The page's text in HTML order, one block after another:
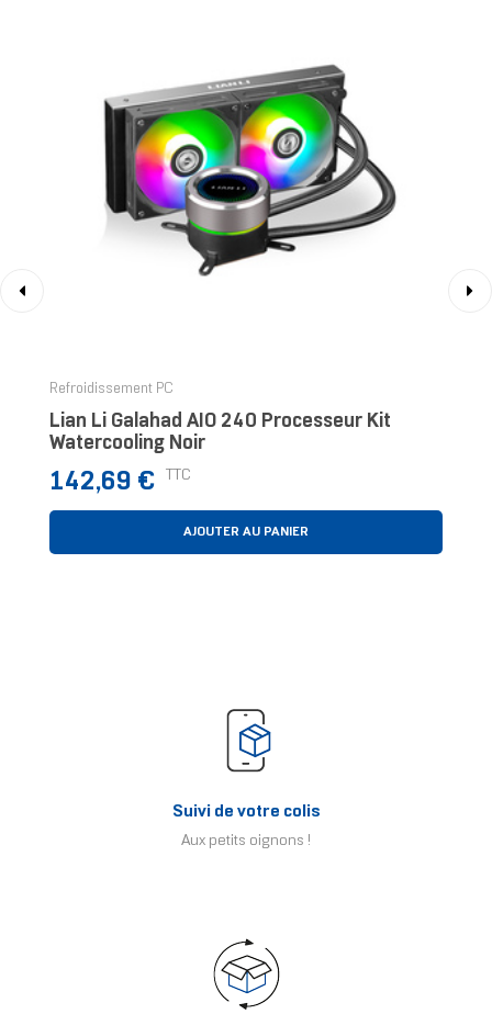
Refroidissement PC
Lian Li Galahad AIO 240 Processeur Kit
Watercooling Noir
Prix
142,69 € TTC
AJOUTER AU PANIER
Suivi de votre colis
Aux petits oignons !